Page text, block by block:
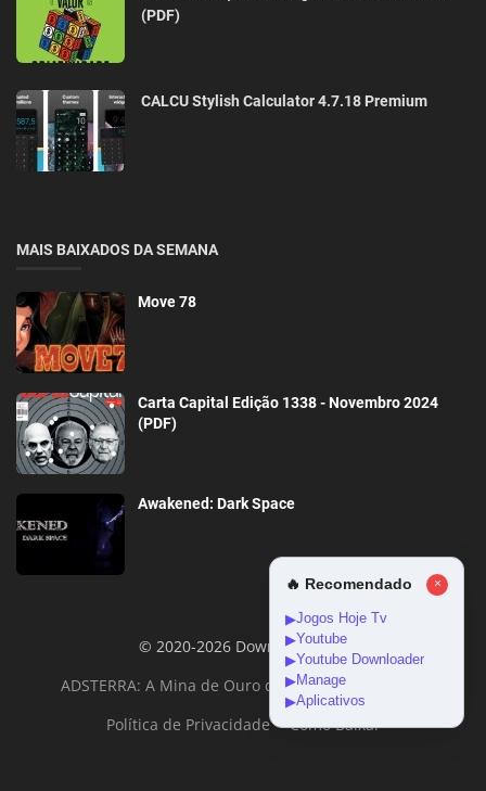
(PDF)
CALCU Stylish Calculator 4.7.18 Premium
MAIS BAIXADOS DA SEMANA
Move 78
Carta Capital Edição 1338 - Novembro 2024
(PDF)
Awakened: Dark Space
© 2020-2026 DownloadGeral
ADSTERRA: A Mina de Ouro da Monetização Online
Política de Privacidade
Como Baixar
🔥 Recomendado ×
▶Jogos Hoje Tv
▶Youtube
▶Youtube Downloader
▶Manage
▶Aplicativos